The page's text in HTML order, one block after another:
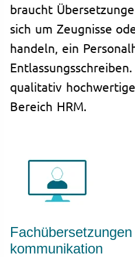
braucht
sich um Zeugnisse
handeln, ein
qualitativ
Bereich HRM.
kommunikation